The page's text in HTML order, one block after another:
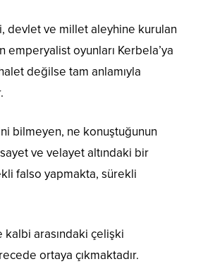
devlet ve millet aleyhine kurulan
emperyalist oyunları Kerbela’ya
değilse tam anlamıyla
bilmeyen, ne konuştuğunun
ve velayet altındaki bir
falso yapmakta, sürekli
kalbi arasındaki çelişki
ortaya çıkmaktadır.